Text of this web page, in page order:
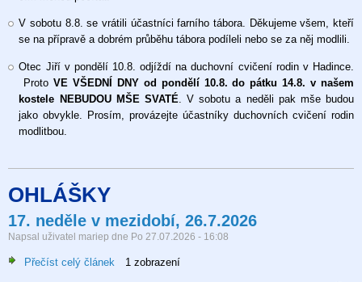
V sobotu 8.8. se vrátili účastníci farního tábora. Děkujeme všem, kteří
se na přípravě a dobrém průběhu tábora podíleli nebo se za něj modlili.
Otec Jiří v pondělí 10.8. odjíždí na duchovní cvičení rodin v Hadince.
Proto VE VŠEDNÍ DNY od pondělí 10.8. do pátku 14.8. v našem
kostele NEBUDOU MŠE SVATÉ . V sobotu a neděli pak mše budou
jako obvykle. Prosím, provázejte účastníky duchovních cvičení rodin
modlitbou.
OHLÁŠKY
17. neděle v mezidobí, 26.7.2026
Napsal uživatel mariep dne Po 27.07.2026 - 16:08
Přečíst celý článek 1 zobrazení